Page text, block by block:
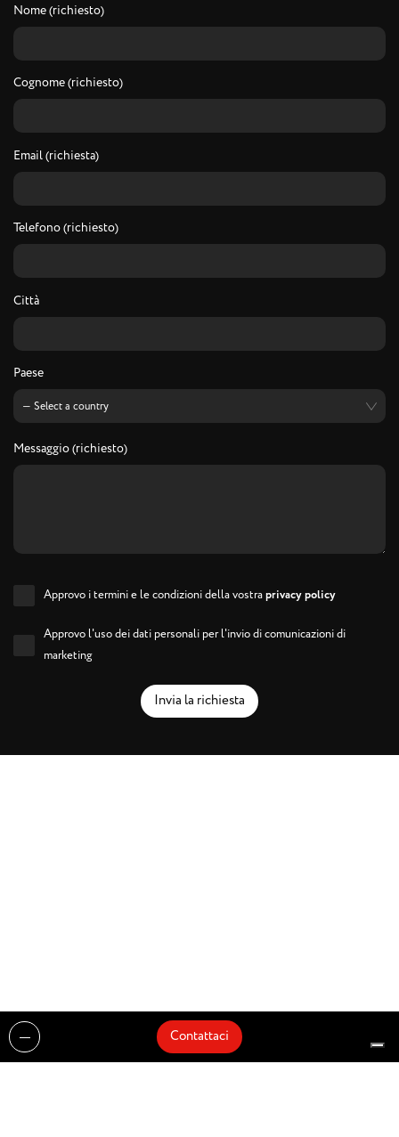
Nome (richiesto)
Cognome (richiesto)
Email (richiesta)
Telefono (richiesto)
Città
Paese
Messaggio (richiesto)
Approvo i termini e le condizioni della vostraprivacy policy
Approvo l'uso dei dati personali per l'invio di comunicazioni di
marketing
Invia la richiesta
Contattaci